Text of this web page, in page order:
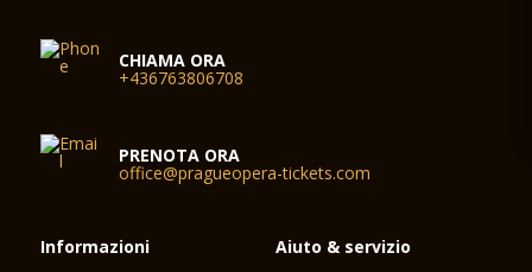
CHIAMA ORA
+436763806708
PRENOTA ORA
office@pragueopera-tickets.com
Informazioni Aiuto & servizio